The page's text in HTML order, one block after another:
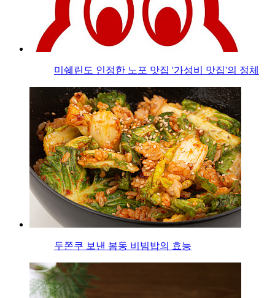
미쉐린도 인정한 노포 맛집 '가성비 맛집'의 정체
두쫀쿠 보낸 봄동 비빔밥의 효능